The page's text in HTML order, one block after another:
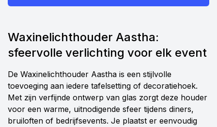
Waxinelichthouder Aastha:
sfeervolle verlichting voor elk event
De Waxinelichthouder Aastha is een stijlvolle
toevoeging aan iedere tafelsetting of decoratiehoek.
Met zijn verfijnde ontwerp van glas zorgt deze houder
voor een warme, uitnodigende sfeer tijdens diners,
bruiloften of bedrijfsevents. Je plaatst er eenvoudig